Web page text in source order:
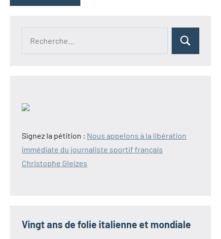
Rechercher
Signez la pétition : Nous appelons à la libération
immédiate du journaliste sportif français
Christophe Gleizes
Vingt ans de folie italienne et mondiale